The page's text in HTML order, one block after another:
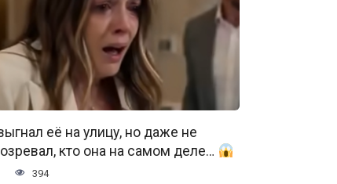
её на улицу, но даже не
кто она на самом деле…
394